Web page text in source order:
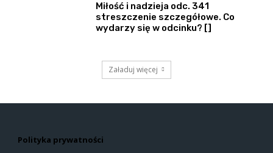
Miłość i nadzieja odc. 341
streszczenie szczegółowe. Co
wydarzy się w odcinku? []
Załaduj więcej
Polityka prywatności